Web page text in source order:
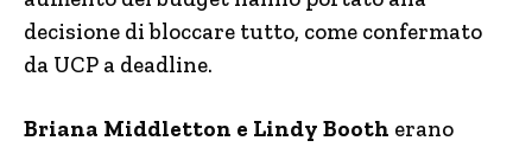
decisione di bloccare tutto, come confermato
da UCP a deadline.
Briana Middletton e Lindy Booth erano